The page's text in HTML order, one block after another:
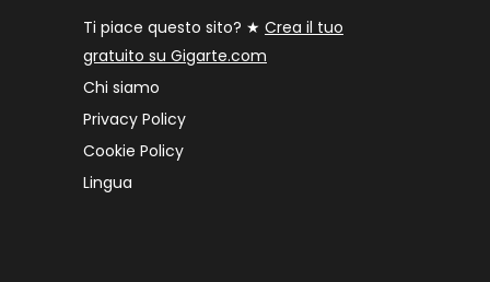
Ti piace questo sito? ★ Crea il tuo
gratuito su Gigarte.com
Chi siamo
Privacy Policy
Cookie Policy
Lingua